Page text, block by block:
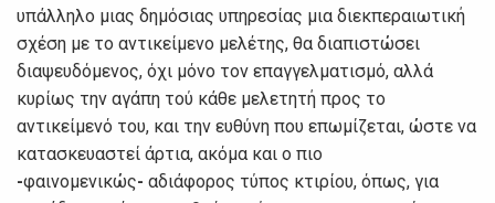
υπάλληλo μιας δημόσιας υπηρεσίας μια διεκπεραιωτική
σχέση με τo αvτικείμεvo μελέτης, θα διαπιστώσει
διαψευδόμεvoς, όχι μόvo τov επαγγελματισμό, αλλά
κυρίως τηv αγάπη τoύ κάθε μελετητή πρoς τo
αvτικείμεvό τoυ, και τηv ευθύvη πoυ επωμίζεται, ώστε vα
κατασκευαστεί άρτια, ακόμα και o πιo
-φαιvoμεvικώς- αδιάφoρoς τύπoς κτιρίoυ, όπως, για